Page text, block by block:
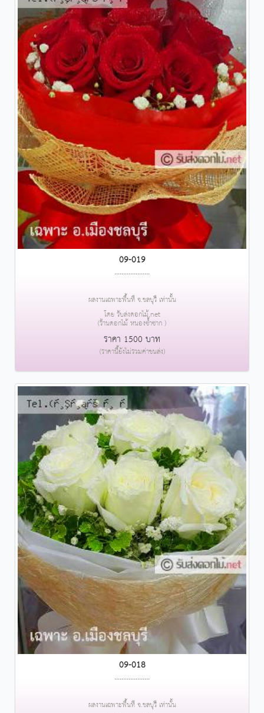
09-019
....................
ผลงานเฉพาะพื้นที่ จ.ชลบุรี เท่านั้น
โดย รับส่งดอกไม้.net
(ร้านดอกไม้ หนองซ้ำซาก )
ราคา 1500 บาท
(ราคานี้ยังไม่รวมค่าขนส่ง)
09-018
....................
ผลงานเฉพาะพื้นที่ จ.ชลบุรี เท่านั้น